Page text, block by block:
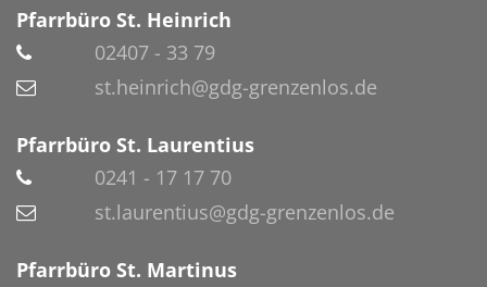
Pfarrbüro St. Heinrich
02407 - 33 79
st.heinrich@gdg-grenzenlos.de
Pfarrbüro St. Laurentius
0241 - 17 17 70
st.laurentius@gdg-grenzenlos.de
Pfarrbüro St. Martinus